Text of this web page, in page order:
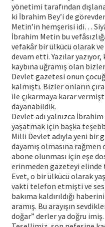
yönetimi tarafından
ki İbrahim Bey’i de
Metin’in hemşerisi idi…
İbrahim Metin bu
vefakâr bir ülkücü olarak
devam etti. Yazılar
kaybına uğramış olan
Devlet gazetesi onun
kalmıştı. Bizler onların
ile çıkarmaya karar
dayanabildik.
Devlet adı yalnızca
yaşatmak için başka
Milli Devlet adıyla yeni bir
dayamış olmasına
abone olunması için eşe
erinmeden gazeteyi elinde
Evet, o bir ülkücü olarak
vakti telefon etmişti ve
bakıma kaldırıldığı
aramış. Bu arayışın
doğar” derler ya doğru imiş.